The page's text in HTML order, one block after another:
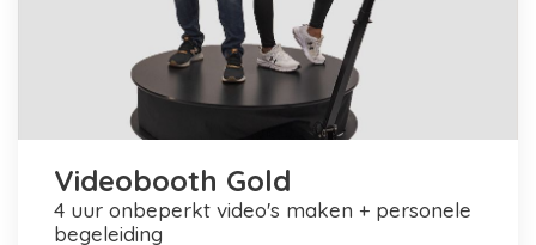
Videobooth Gold
4 uur onbeperkt video's maken + personele
begeleiding